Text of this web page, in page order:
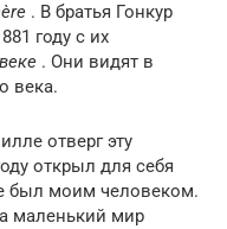
. В братья Гонкур
году с их
веке . Они видят в
века.
отверг эту
открыл для себя
был моим человеком.
маленький мир